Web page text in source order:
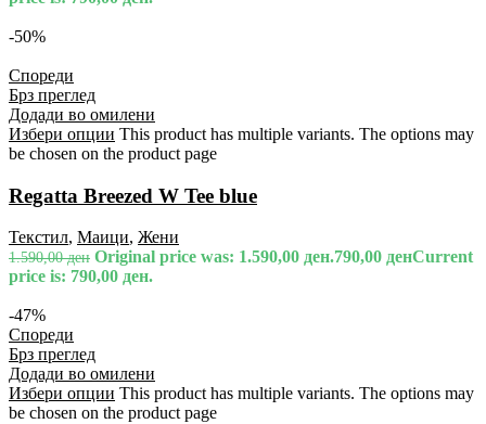
-50%
Спореди
Брз преглед
Додади во омилени
Избери опции This product has multiple variants. The options may
be chosen on the product page
Regatta Breezed W Tee blue
Текстил, Маици, Жени
1.590,00ден Original price was: 1.590,00 ден.790,00 денCurrent
price is: 790,00 ден.
-47%
Спореди
Брз преглед
Додади во омилени
Избери опции This product has multiple variants. The options may
be chosen on the product page